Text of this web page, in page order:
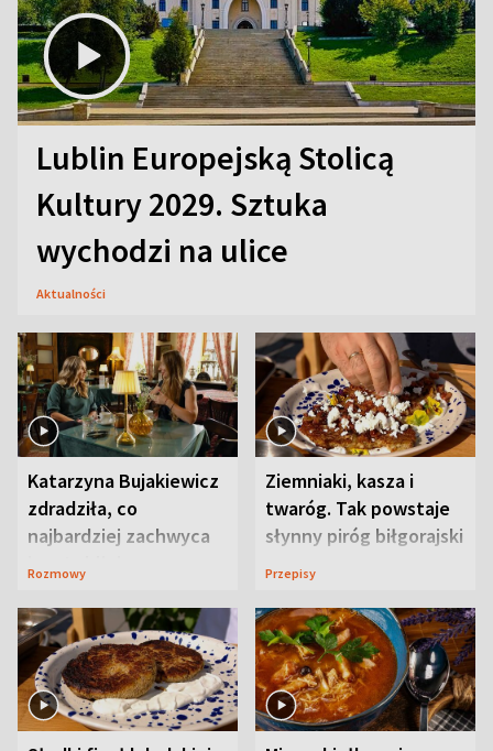
Lublin Europejską Stolicą
Kultury 2029. Sztuka
wychodzi na ulice
Aktualności
Katarzyna Bujakiewicz
zdradziła, co
najbardziej zachwyca
ją w Lublinie
Rozmowy
Ziemniaki, kasza i
twaróg. Tak powstaje
słynny piróg biłgorajski
Przepisy